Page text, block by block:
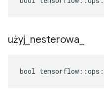
użyj nesterowa
bool